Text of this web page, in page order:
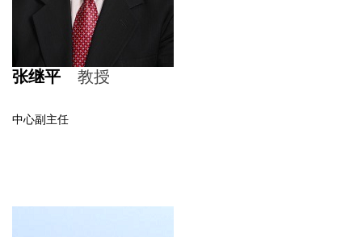
张继平 教授
中心副主任